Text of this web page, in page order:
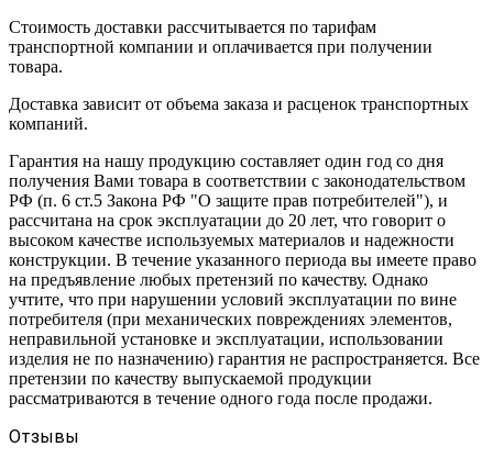
Стоимость доставки рассчитывается по тарифам
транспортной компании и оплачивается при получении
товара.
Доставка зависит от объема заказа и расценок транспортных
компаний.
Гарантия на нашу продукцию составляет один год со дня
получения Вами товара в соответствии с законодательством
РФ (п. 6 ст.5 Закона РФ "О защите прав потребителей"), и
рассчитана на срок эксплуатации до 20 лет, что говорит о
высоком качестве используемых материалов и надежности
конструкции. В течение указанного периода вы имеете право
на предъявление любых претензий по качеству. Однако
учтите, что при нарушении условий эксплуатации по вине
потребителя (при механических повреждениях элементов,
неправильной установке и эксплуатации, использовании
изделия не по назначению) гарантия не распространяется. Все
претензии по качеству выпускаемой продукции
рассматриваются в течение одного года после продажи.
Отзывы